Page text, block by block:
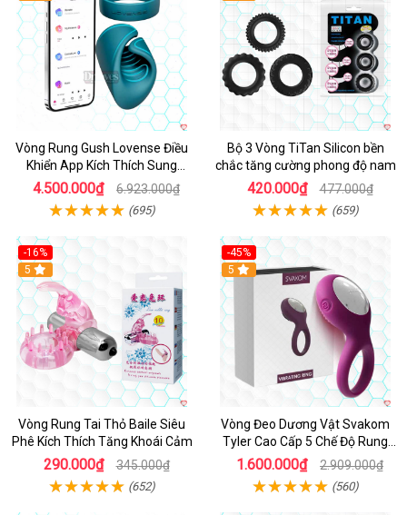
Vòng Rung Gush Lovense Điều
Khiển App Kích Thích Sung
Sướng
4.500.000₫ 6.923.000₫
(695)
Bộ 3 Vòng TiTan Silicon bền
chắc tăng cường phong độ nam
420.000₫ 477.000₫
(659)
-16%
Hot
5
Vòng Rung Tai Thỏ Baile Siêu
Phê Kích Thích Tăng Khoái Cảm
290.000₫ 345.000₫
(652)
-45%
5
Vòng Đeo Dương Vật Svakom
Tyler Cao Cấp 5 Chế Độ Rung
Mạnh Mẽ Kích Thích Điểm G
1.600.000₫ 2.909.000₫
(560)